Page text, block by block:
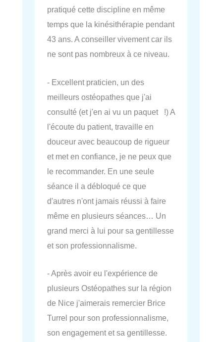
pratiqué cette discipline en même
temps que la kinésithérapie pendant
43 ans. A conseiller vivement car ils
ne sont pas nombreux à ce niveau.
- Excellent praticien, un des
meilleurs ostéopathes que j'ai
consulté (et j'en ai vu un paquet !) A
l'écoute du patient, travaille en
douceur avec beaucoup de rigueur
et met en confiance, je ne peux que
le recommander. En une seule
séance il a débloqué ce que
d'autres n'ont jamais réussi à faire
même en plusieurs séances… Un
grand merci à lui pour sa gentillesse
et son professionnalisme.
- Après avoir eu l'expérience de
plusieurs Ostéopathes sur la région
de Nice j'aimerais remercier Brice
Turrel pour son professionnalisme,
son engagement et sa gentillesse.